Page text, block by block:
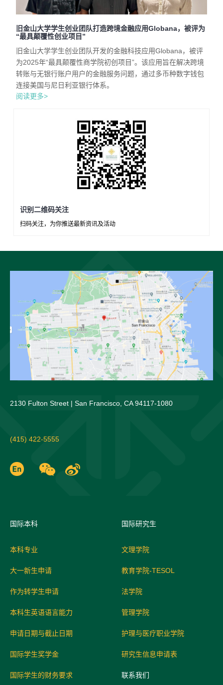
旧金山大学学生创业团队打造跨境金融应用Globana，被评为
“最具颠覆性创业项目”
旧金山大学学生创业团队开发的金融科技应用Globana，被评
为2025年“最具颠覆性商学院初创项目”。该应用旨在解决跨境
转账与无银行账户用户的金融服务问题，通过多币种数字钱包
连接美国与尼日利亚银行体系。
阅读更多>
识别二维码关注
扫码关注，为你推送最新资讯及活动
2130 Fulton Street | San Francisco, CA 94117-1080
(415) 422-5555
国际本科
本科专业
大一新生申请
作为转学生申请
本科生英语语言能力
申请日期与截止日期
国际学生奖学金
国际学生的财务要求
国际研究生
文理学院
教育学院-TESOL
法学院
管理学院
护理与医疗职业学院
研究生信息申请表
联系我们